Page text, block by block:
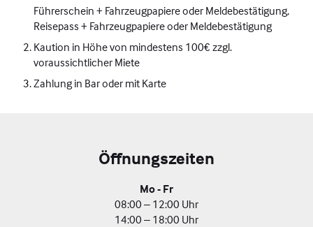
Führerschein + Fahrzeugpapiere oder Meldebestätigung,
Reisepass + Fahrzeugpapiere oder Meldebestätigung
Kaution in Höhe von mindestens 100€ zzgl.
voraussichtlicher Miete
Zahlung in Bar oder mit Karte
Öffnungszeiten
Mo - Fr
08:00 – 12:00 Uhr
14:00 – 18:00 Uhr